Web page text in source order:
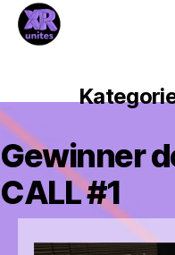
Gewinner
CALL #1